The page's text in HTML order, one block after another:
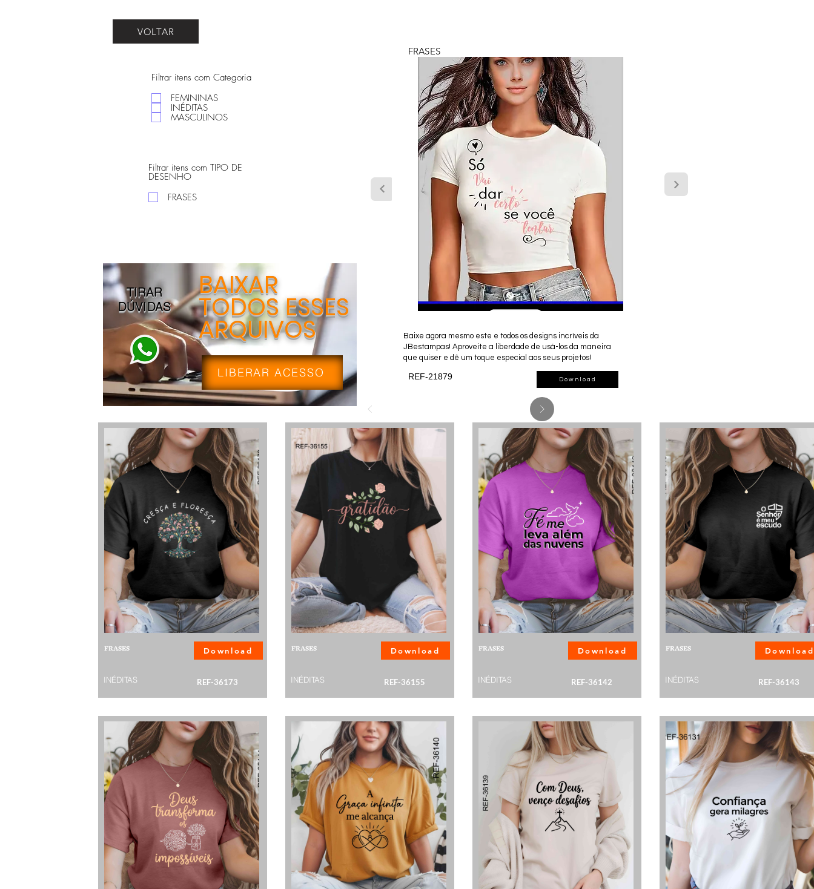
VOLTAR
Filtrar itens com Categoria
FEMININAS
INÉDITAS
MASCULINOS
Filtrar itens com TIPO DE
DESENHO
FRASES
FRASES
Baixe agora mesmo este e todos os designs incríveis da
JBestampas! Aproveite a liberdade de usá-los da maneira
que quiser e dê um toque especial aos seus projetos!
REF-21879 Download
BAIXAR
TODOS ESSES
ARQUIVOS
LIBERAR ACESSO
TIRAR
DÚVIDAS
FRASES Download
INÉDITAS REF-36173
FRASES Download
INÉDITAS REF-36155
FRASES Download
INÉDITAS REF-36142
FRASES Download
INÉDITAS REF-36143